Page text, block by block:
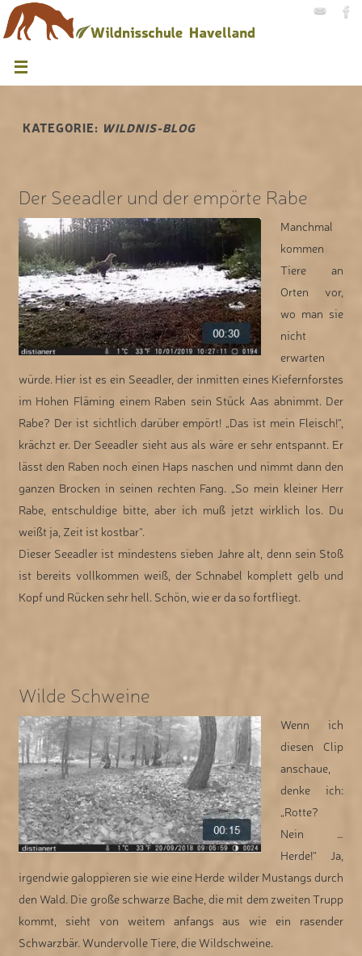
KATEGORIE: WILDNIS-BLOG
Der Seeadler und der empörte Rabe
Manchmal
kommen
Tiere an
Orten vor,
wo man sie
nicht
erwarten
würde. Hier ist es ein Seeadler, der inmitten eines Kiefernforstes
im Hohen Fläming einem Raben sein Stück Aas abnimmt. Der
Rabe? Der ist sichtlich darüber empört! „Das ist mein Fleisch!“,
krächzt er. Der Seeadler sieht aus als wäre er sehr entspannt. Er
lässt den Raben noch einen Haps naschen und nimmt dann den
ganzen Brocken in seinen rechten Fang. „So mein kleiner Herr
Rabe, entschuldige bitte, aber ich muß jetzt wirklich los. Du
weißt ja, Zeit ist kostbar“.
Dieser Seeadler ist mindestens sieben Jahre alt, denn sein Stoß
ist bereits vollkommen weiß, der Schnabel komplett gelb und
Kopf und Rücken sehr hell. Schön, wie er da so fortfliegt.
Wilde Schweine
Wenn ich
diesen Clip
anschaue,
denke ich:
„Rotte?
Nein …
Herde!“ Ja,
irgendwie galoppieren sie wie eine Herde wilder Mustangs durch
den Wald. Die große schwarze Bache, die mit dem zweiten Trupp
kommt, sieht von weitem anfangs aus wie ein rasender
Schwarzbär. Wundervolle Tiere, die Wildschweine.